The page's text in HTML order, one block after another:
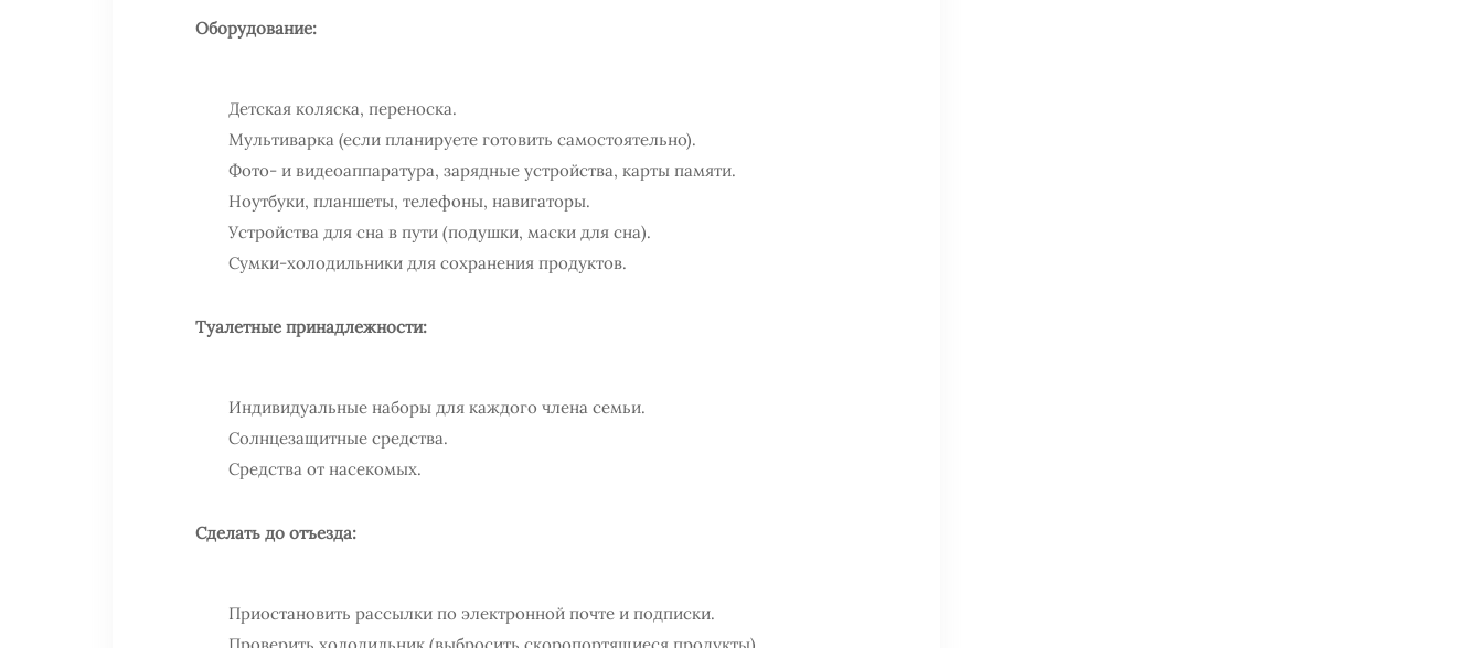
Оборудование:
Детская коляска, переноска.
Мультиварка (если планируете готовить самостоятельно).
Фото- и видеоаппаратура, зарядные устройства, карты памяти.
Ноутбуки, планшеты, телефоны, навигаторы.
Устройства для сна в пути (подушки, маски для сна).
Сумки-холодильники для сохранения продуктов.
Туалетные принадлежности:
Индивидуальные наборы для каждого члена семьи.
Солнцезащитные средства.
Средства от насекомых.
Сделать до отъезда:
Приостановить рассылки по электронной почте и подписки.